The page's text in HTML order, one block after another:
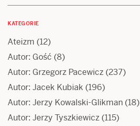
KATEGORIE
Ateizm (12)
Autor: Gość (8)
Autor: Grzegorz Pacewicz (237)
Autor: Jacek Kubiak (196)
Autor: Jerzy Kowalski-Glikman (18)
Autor: Jerzy Tyszkiewicz (115)